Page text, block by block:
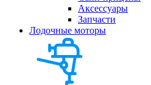
Аксессуары
Запчасти
Лодочные моторы